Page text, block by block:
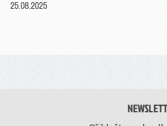
25.08.2025